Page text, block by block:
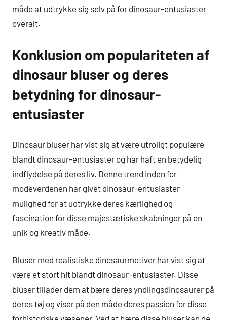
måde at udtrykke sig selv på for dinosaur-entusiaster
overalt.
Konklusion om populariteten af
dinosaur bluser og deres
betydning for dinosaur-
entusiaster
Dinosaur bluser har vist sig at være utroligt populære
blandt dinosaur-entusiaster og har haft en betydelig
indflydelse på deres liv. Denne trend inden for
modeverdenen har givet dinosaur-entusiaster
mulighed for at udtrykke deres kærlighed og
fascination for disse majestætiske skabninger på en
unik og kreativ måde.
Bluser med realistiske dinosaurmotiver har vist sig at
være et stort hit blandt dinosaur-entusiaster. Disse
bluser tillader dem at bære deres yndlingsdinosaurer på
deres tøj og viser på den måde deres passion for disse